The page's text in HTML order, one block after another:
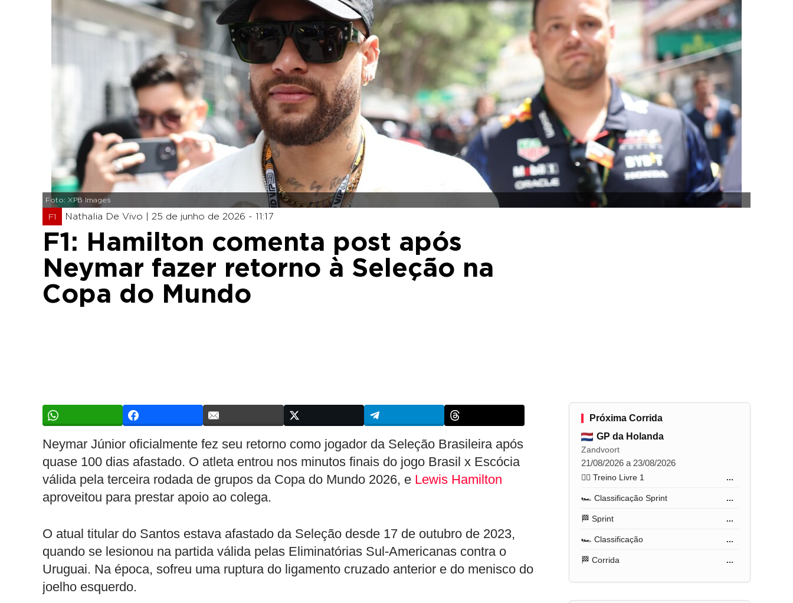
Foto: XPB Images
F1 Nathalia De Vivo | 25 de junho de 2026 - 11:17
F1: Hamilton comenta post após
Neymar fazer retorno à Seleção na
Copa do Mundo
Neymar Júnior oficialmente fez seu retorno como jogador da Seleção Brasileira após
quase 100 dias afastado. O atleta entrou nos minutos finais do jogo Brasil x Escócia
válida pela terceira rodada de grupos da Copa do Mundo 2026, e Lewis Hamilton
aproveitou para prestar apoio ao colega.
O atual titular do Santos estava afastado da Seleção desde 17 de outubro de 2023,
quando se lesionou na partida válida pelas Eliminatórias Sul-Americanas contra o
Uruguai. Na época, sofreu uma ruptura do ligamento cruzado anterior e do menisco do
joelho esquerdo.
Próxima Corrida
GP da Holanda
Zandvoort
21/08/2026 a 23/08/2026
🏋️‍♂️ Treino Livre 1 ...
🏎️ Classificação Sprint ...
🏁 Sprint ...
🏎️ Classificação ...
🏁 Corrida ...